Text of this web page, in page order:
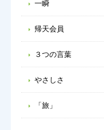
一瞬
帰天会員
３つの言葉
やさしさ
「旅」